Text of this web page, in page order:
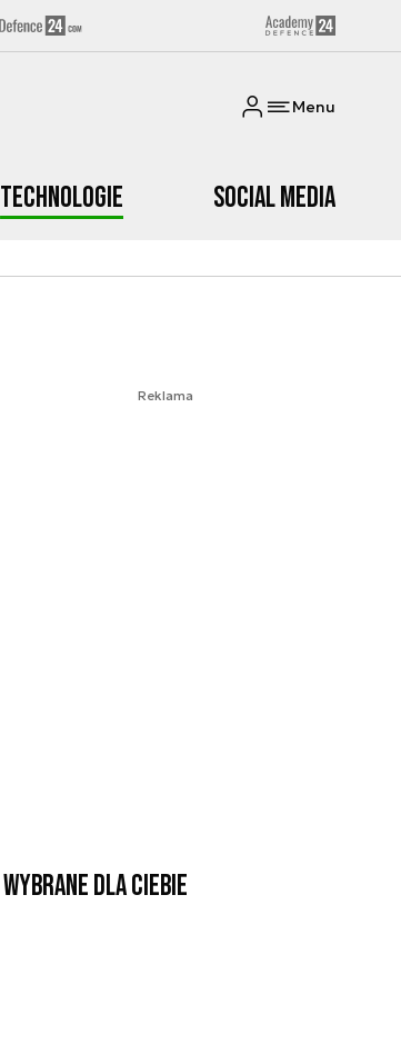
Menu
Technologie Social media
Reklama
Wybrane dla Ciebie